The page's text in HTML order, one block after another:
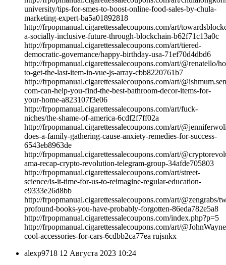
university/tips-for-smes-to-boost-online-food-sales-by-chula-
marketing-expert-ba5a01892818
http://frpopmanual.cigarettessalecoupons.com/art/
a-socially-inclusive-future-through-blockchain-b62f71c13a0c
http://frpopmanual.cigarettessalecoupons.com/art/tiered-
democratic-governance/happy-birthday-usa-71ef70d4dbd6
http://frpopmanual.cigarettessalecoupons.com/art/@renatello/
to-get-the-last-item-in-vue-js-array-cbb8220761b7
http://frpopmanual.cigarettessalecoupons.com/art/
com-can-help-you-find-the-best-bathroom-decor-items-for-
your-home-a823107f3e06
http://frpopmanual.cigarettessalecoupons.com/art/fuck-
niches/the-shame-of-america-6cdf2f7ff02a
http://frpopmanual.cigarettessalecoupons.com/art/
does-a-family-gathering-cause-anxiety-remedies-for-success-
6543eb8963de
http://frpopmanual.cigarettessalecoupons.com/art/
ama-recap-crypto-revolution-telegram-group-34afde705803
http://frpopmanual.cigarettessalecoupons.com/art/street-
science/is-it-time-for-us-to-reimagine-regular-education-
e9333e26d8bb
http://frpopmanual.cigarettessalecoupons.com/art/@zengrabs/
profound-books-you-have-probably-forgotten-86eda782e5a8
http://frpopmanual.cigarettessalecoupons.com/index.php?p=5
http://frpopmanual.cigarettessalecoupons.com/art/
cool-accessories-for-cars-6cdbb2ca77ea rujsnkx
alexp9718 12 Августа 2023 10:24